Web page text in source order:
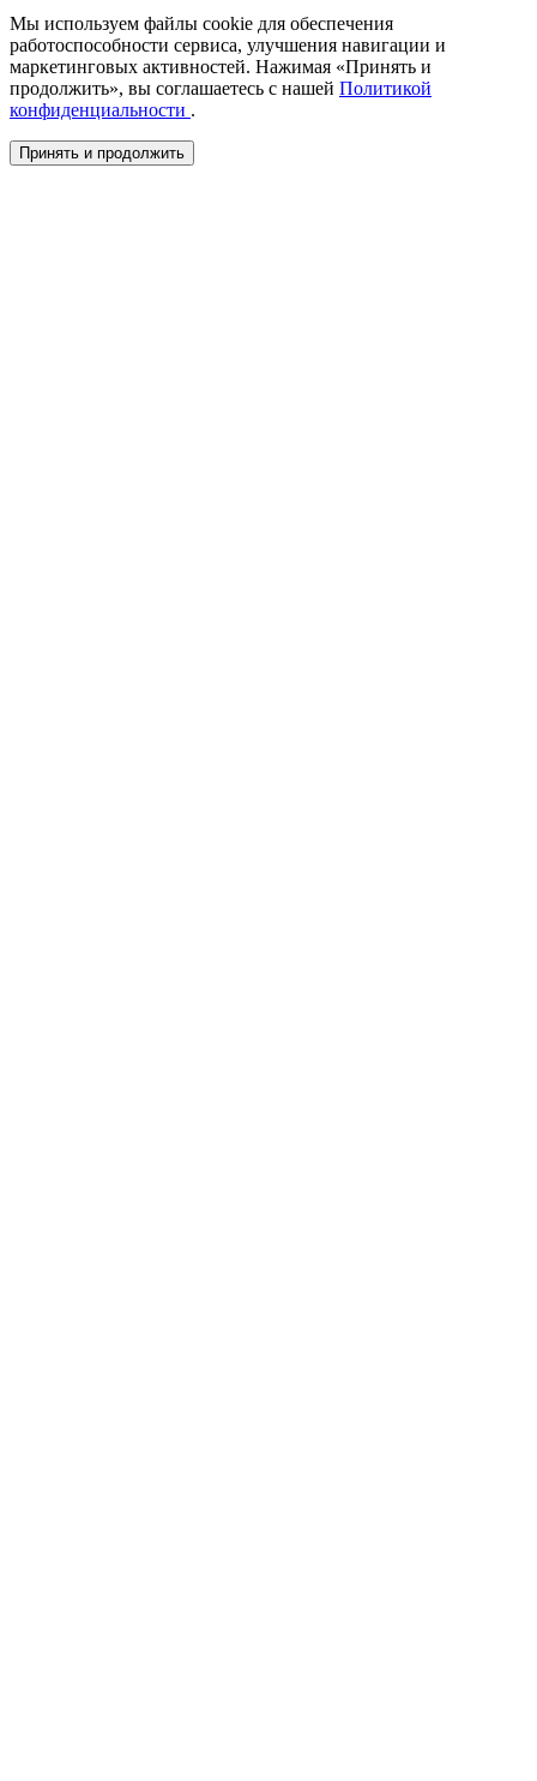
Мы используем файлы cookie для обеспечения
работоспособности сервиса, улучшения навигации и
маркетинговых активностей. Нажимая «Принять и
продолжить», вы соглашаетесь с нашей Политикой
конфиденциальности .
Принять и продолжить